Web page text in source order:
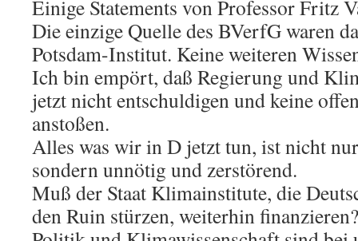
Einige Statements von Professor Fritz
Die einzige Quelle des BVerfG waren
Potsdam-Institut. Keine weiteren
Ich bin empört, daß Regierung und
jetzt nicht entschuldigen und keine
anstoßen.
Alles was wir in D jetzt tun, ist nicht
sondern unnötig und zerstörend.
Muß der Staat Klimainstitute, die
den Ruin stürzen, weiterhin finanzieren?